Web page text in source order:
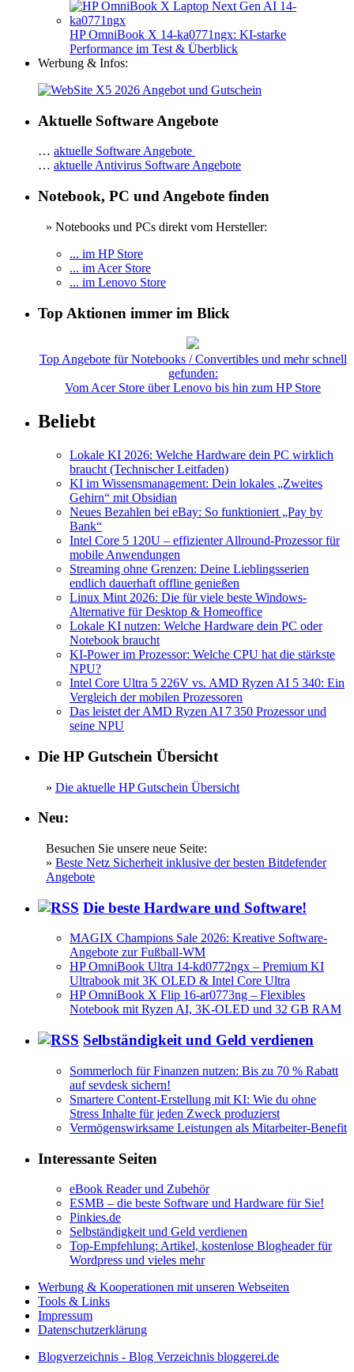
HP OmniBook X 14-ka0771ngx: KI-starke
Performance im Test & Überblick
Werbung & Infos:
Aktuelle Software Angebote
… aktuelle Software Angebote
… aktuelle Antivirus Software Angebote
Notebook, PC und Angebote finden
» Notebooks und PCs direkt vom Hersteller:
... im HP Store
... im Acer Store
... im Lenovo Store
Top Aktionen immer im Blick
Top Angebote für Notebooks / Convertibles und mehr schnell
gefunden:
Vom Acer Store über Lenovo bis hin zum HP Store
Beliebt
Lokale KI 2026: Welche Hardware dein PC wirklich
braucht (Technischer Leitfaden)
KI im Wissensmanagement: Dein lokales „Zweites
Gehirn“ mit Obsidian
Neues Bezahlen bei eBay: So funktioniert „Pay by
Bank“
Intel Core 5 120U – effizienter Allround-Prozessor für
mobile Anwendungen
Streaming ohne Grenzen: Deine Lieblingsserien
endlich dauerhaft offline genießen
Linux Mint 2026: Die für viele beste Windows-
Alternative für Desktop & Homeoffice
Lokale KI nutzen: Welche Hardware dein PC oder
Notebook braucht
KI-Power im Prozessor: Welche CPU hat die stärkste
NPU?
Intel Core Ultra 5 226V vs. AMD Ryzen AI 5 340: Ein
Vergleich der mobilen Prozessoren
Das leistet der AMD Ryzen AI 7 350 Prozessor und
seine NPU
Die HP Gutschein Übersicht
» Die aktuelle HP Gutschein Übersicht
Neu:
Besuchen Sie unsere neue Seite:
» Beste Netz Sicherheit inklusive der besten Bitdefender
Angebote
Die beste Hardware und Software!
MAGIX Champions Sale 2026: Kreative Software-
Angebote zur Fußball-WM
HP OmniBook Ultra 14-kd0772ngx – Premium KI
Ultrabook mit 3K OLED & Intel Core Ultra
HP OmniBook X Flip 16-ar0773ng – Flexibles
Notebook mit Ryzen AI, 3K-OLED und 32 GB RAM
Selbständigkeit und Geld verdienen
Sommerloch für Finanzen nutzen: Bis zu 70 % Rabatt
auf sevdesk sichern!
Smartere Content-Erstellung mit KI: Wie du ohne
Stress Inhalte für jeden Zweck produzierst
Vermögenswirksame Leistungen als Mitarbeiter-Benefit
Interessante Seiten
eBook Reader und Zubehör
ESMB – die beste Software und Hardware für Sie!
Pinkies.de
Selbständigkeit und Geld verdienen
Top-Empfehlung: Artikel, kostenlose Blogheader für
Wordpress und vieles mehr
Werbung & Kooperationen mit unseren Webseiten
Tools & Links
Impressum
Datenschutzerklärung
Blogverzeichnis - Blog Verzeichnis bloggerei.de